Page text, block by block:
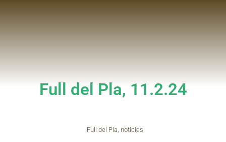
Full del Pla, 11.2.24
Full del Pla, noticies